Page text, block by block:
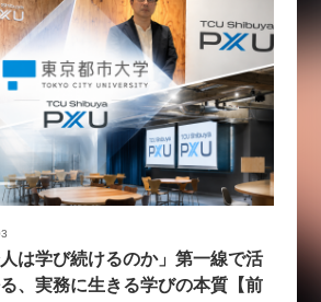
人は学び続けるのか」第一線で活
、実務に生きる学びの本質【前